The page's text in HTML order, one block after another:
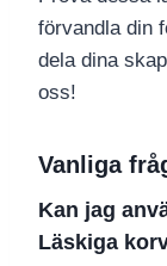
förvandla din
dela dina
oss!
Vanliga
Kan jag
Läskiga